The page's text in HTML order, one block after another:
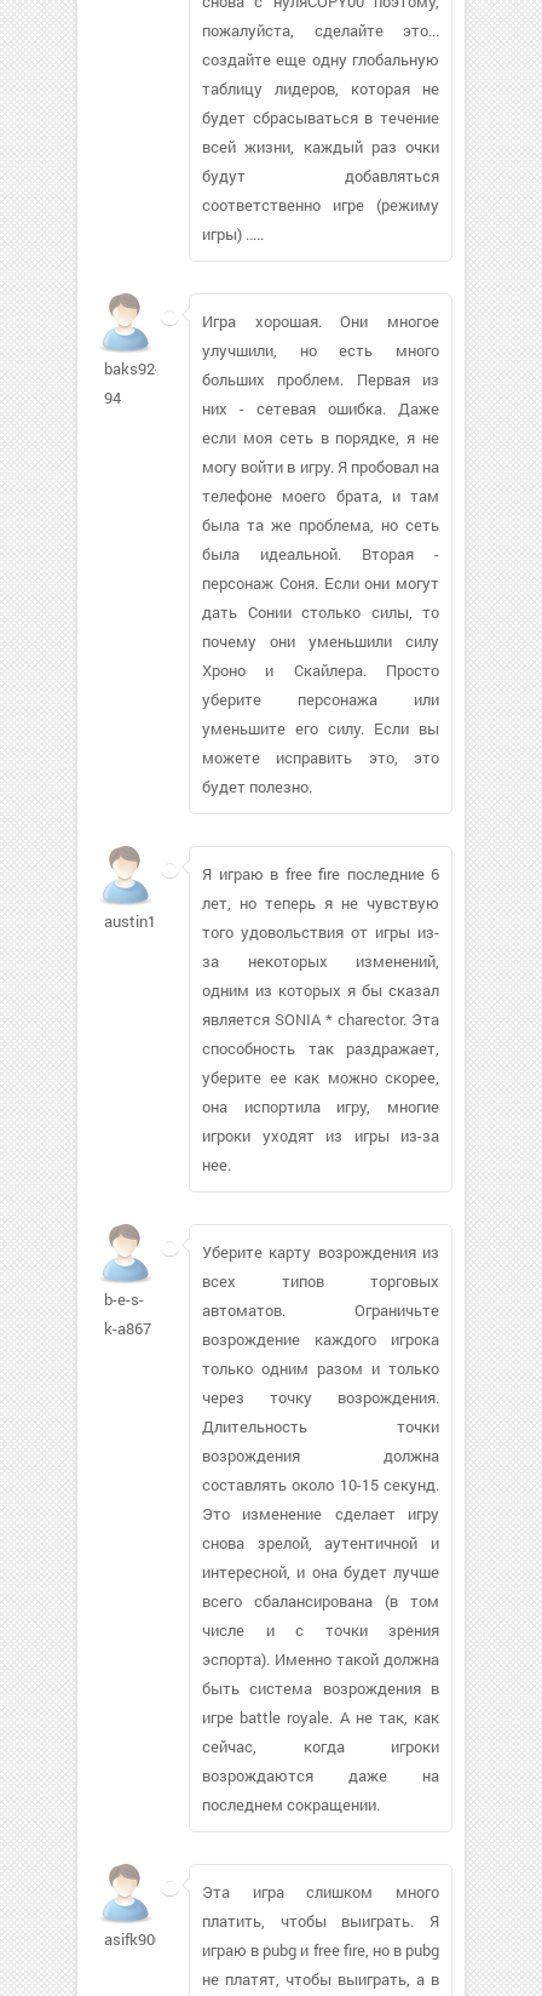
пожалуйста, сделайте это...
создайте еще одну глобальную
таблицу лидеров, которая не
будет сбрасываться в течение
всей жизни, каждый раз очки
будут добавляться
соответственно игре (режиму
игры) .....
baks92-
94
Игра хорошая. Они многое
улучшили, но есть много
больших проблем. Первая из
них - сетевая ошибка. Даже
если моя сеть в порядке, я не
могу войти в игру. Я пробовал на
телефоне моего брата, и там
была та же проблема, но сеть
была идеальной. Вторая -
персонаж Соня. Если они могут
дать Сонии столько силы, то
почему они уменьшили силу
Хроно и Скайлера. Просто
уберите персонажа или
уменьшите его силу. Если вы
можете исправить это, это
будет полезно.
austin1st770
Я играю в free fire последние 6
лет, но теперь я не чувствую
того удовольствия от игры из-
за некоторых изменений,
одним из которых я бы сказал
является SONIA * charector. Эта
способность так раздражает,
уберите ее как можно скорее,
она испортила игру, многие
игроки уходят из игры из-за
нее.
b-e-s-
k-a867
Уберите карту возрождения из
всех типов торговых
автоматов. Ограничьте
возрождение каждого игрока
только одним разом и только
через точку возрождения.
Длительность точки
возрождения должна
составлять около 10-15 секунд.
Это изменение сделает игру
снова зрелой, аутентичной и
интересной, и она будет лучше
всего сбалансирована (в том
числе и с точки зрения
эспорта). Именно такой должна
быть система возрождения в
игре battle royale. А не так, как
сейчас, когда игроки
возрождаются даже на
последнем сокращении.
asifk900
Эта игра слишком много
платить, чтобы выиграть. Я
играю в pubg и free fire, но в pubg
не платят, чтобы выиграть, а в